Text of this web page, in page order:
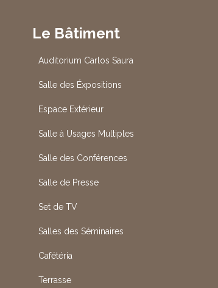
Le Bâtiment
Auditorium Carlos Saura
Salle des Éxpositions
Espace Extérieur
Salle à Usages Multiples
Salle des Conférences
Salle de Presse
Set de TV
Salles des Séminaires
Cafétéria
Terrasse